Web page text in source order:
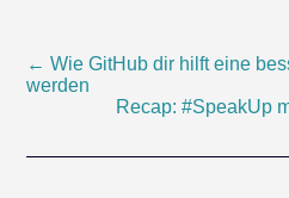
Post
navigation
← Wie GitHub dir hilft eine
werden
Recap: #SpeakUp